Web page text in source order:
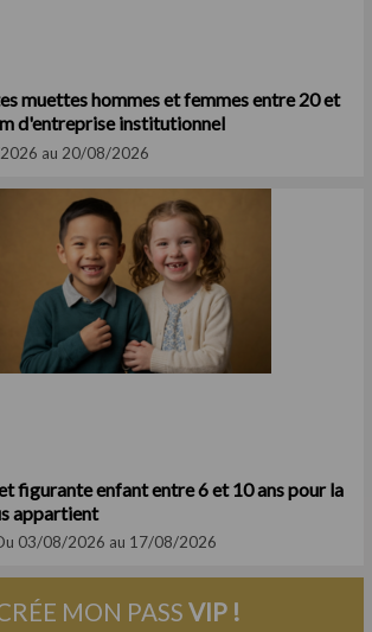
muettes hommes et femmes entre 20 et
d'entreprise institutionnel
au 20/08/2026
figurante enfant entre 6 et 10 ans pour la
appartient
03/08/2026 au 17/08/2026
MON PASSVIP !